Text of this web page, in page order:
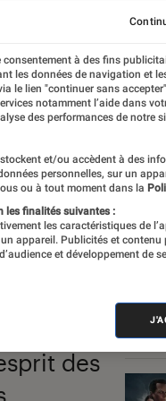
à
des
à des fins
les données de navigation et
le lien "continuer sans
notamment l’aide dans
des performances de notre
et/ou accèdent à des
personnelles, sur un
ou à tout moment dans la
les finalités suivantes :
les caractéristiques de
appareil. Publicités et contenu
et développement de